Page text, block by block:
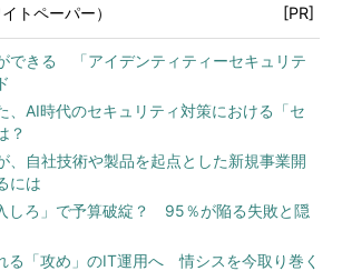
トペーパー） [PR]
できる 「アイデンティティーセキュリテ
、AI時代のセキュリティ対策における「セ
？
、自社技術や製品を起点とした新規事業開
には
しろ」で予算破綻？ 95％が陥る失敗と隠
る「攻め」のIT運用へ 情シスを今取り巻く